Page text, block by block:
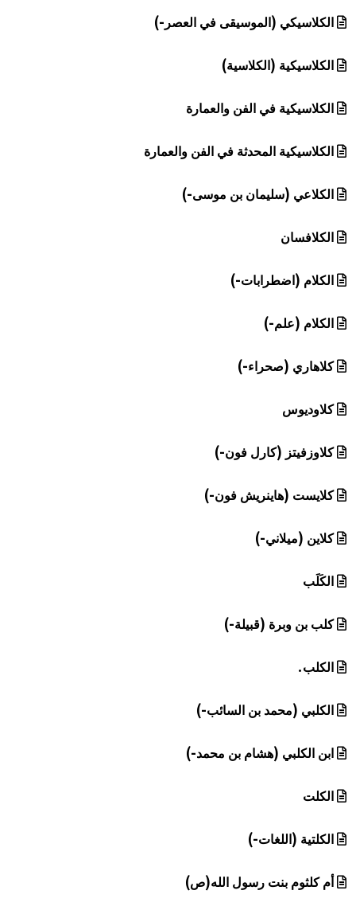
الكلاسيكي (الموسيقى في العصر-)
الكلاسيكية (الكلاسية)
الكلاسيكية في الفن والعمارة
الكلاسيكية المحدثة في الفن والعمارة
الكلاعي (سليمان بن موسى-)
الكلافسان
الكلام (اضطرابات-)
الكلام (علم-)
كلاهاري (صحراء-)
كلاوديوس
كلاوزفيتز (كارل فون-)
كلايست (هاينريش فون-)
كلاين (ميلاني-)
الكَلَب
كلب بن وبرة (قبيلة-)
الكلب.
الكلبي (محمد بن السائب-)
ابن الكلبي (هشام بن محمد-)
الكلت
الكلتية (اللغات-)
أم كلثوم بنت رسول الله(ص)